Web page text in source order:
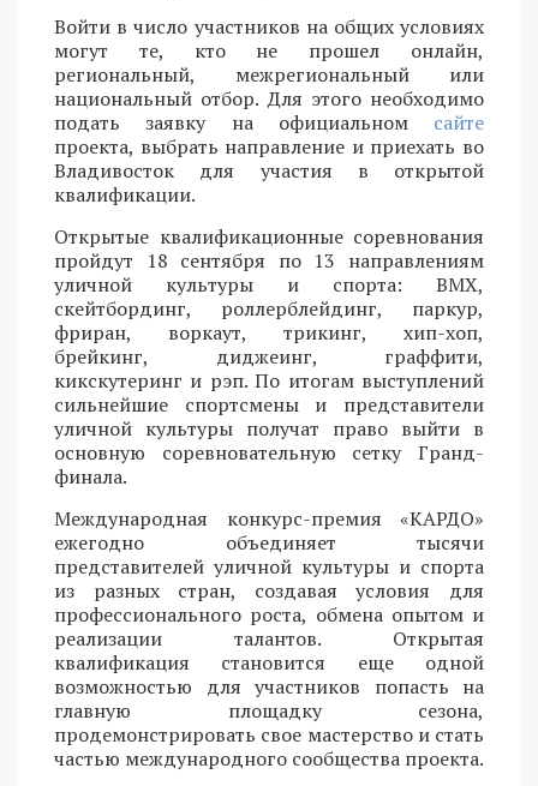
Войти в число участников на общих условиях
могут те, кто не прошел онлайн,
региональный, межрегиональный или
национальный отбор. Для этого необходимо
подать заявку на официальном сайте
проекта, выбрать направление и приехать во
Владивосток для участия в открытой
квалификации.
Открытые квалификационные соревнования
пройдут 18 сентября по 13 направлениям
уличной культуры и спорта: BMX,
скейтбординг, роллерблейдинг, паркур,
фриран, воркаут, трикинг, хип-хоп,
брейкинг, диджеинг, граффити,
кикскутеринг и рэп. По итогам выступлений
сильнейшие спортсмены и представители
уличной культуры получат право выйти в
основную соревновательную сетку Гранд-
финала.
Международная конкурс-премия «КАРДО»
ежегодно объединяет тысячи
представителей уличной культуры и спорта
из разных стран, создавая условия для
профессионального роста, обмена опытом и
реализации талантов. Открытая
квалификация становится еще одной
возможностью для участников попасть на
главную площадку сезона,
продемонстрировать свое мастерство и стать
частью международного сообщества проекта.